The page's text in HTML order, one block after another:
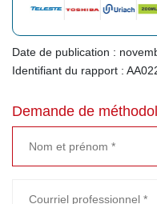
Date de publication :
Identifiant du rapport :
Demande de